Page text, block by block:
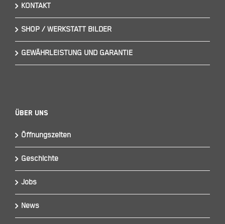
KONTAKT
SHOP / WERKSTATT BILDER
GEWÄHRLEISTUNG UND GARANTIE
Über Uns
Öffnungszeiten
Geschichte
Jobs
News